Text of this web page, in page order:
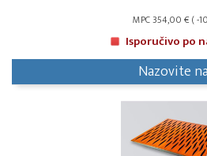
MPC 354,00 € ( -
Isporučivo po
Nazovite